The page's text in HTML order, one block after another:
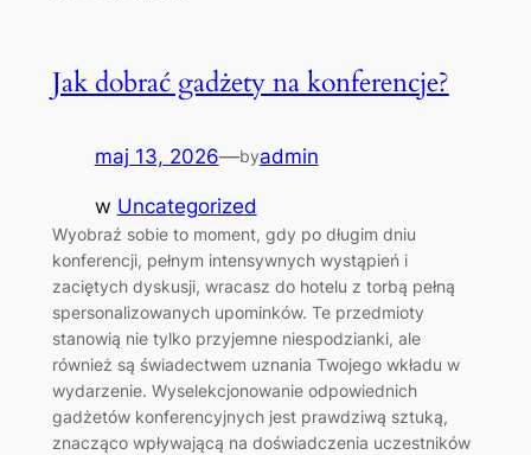
Jak dobrać gadżety na konferencje?
maj 13, 2026—byadmin
w Uncategorized
Wyobraź sobie to moment, gdy po długim dniu
konferencji, pełnym intensywnych wystąpień i
zaciętych dyskusji, wracasz do hotelu z torbą pełną
spersonalizowanych upominków. Te przedmioty
stanowią nie tylko przyjemne niespodzianki, ale
również są świadectwem uznania Twojego wkładu w
wydarzenie. Wyselekcjonowanie odpowiednich
gadżetów konferencyjnych jest prawdziwą sztuką,
znacząco wpływającą na doświadczenia uczestników